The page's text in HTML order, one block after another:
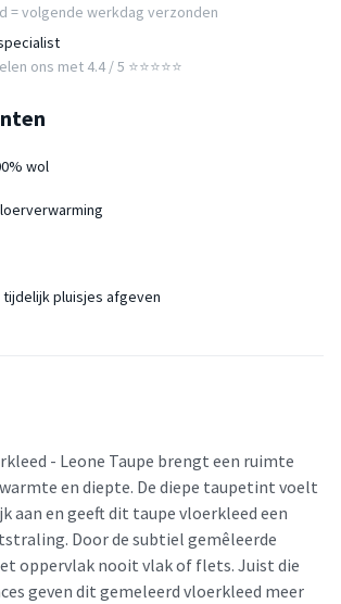
= volgende werkdag verzonden
ons met 4.4 / 5 ⭐⭐⭐⭐⭐
wol
tijdelijk pluisjes afgeven
- Leone Taupe brengt een ruimte
en diepte. De diepe taupetint voelt
aan en geeft dit taupe vloerkleed een
Door de subtiel gemêleerde
oppervlak nooit vlak of flets. Juist die
geven dit gemeleerd vloerkleed meer